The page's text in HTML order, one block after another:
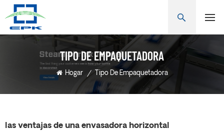
TIPO DE EMPAQUETADORA
Hogar / Tipo De Empaquetadora
las ventajas de una envasadora horizontal